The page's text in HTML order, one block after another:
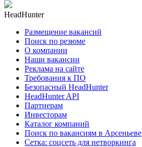
HeadHunter
Размещение вакансий
Поиск по резюме
О компании
Наши вакансии
Реклама на сайте
Требования к ПО
Безопасный HeadHunter
HeadHunter API
Партнерам
Инвесторам
Каталог компаний
Поиск по вакансиям в Арсеньеве
Сетка: соцсеть для нетворкинга